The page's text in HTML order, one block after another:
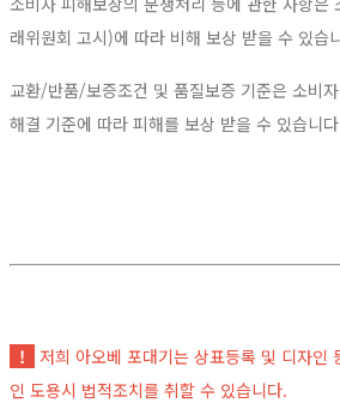
래위원회 고시)에 따라 비해 보상 받을 수 있습
교환/반품/보증조건 및 품질보증 기준은 소비
해결 기준에 따라 피해를 보상 받을 수 있습니
!
저희 아오베 포대기는 상표등록 및 디자인
인 도용시 법적조치를 취할 수 있습니다.